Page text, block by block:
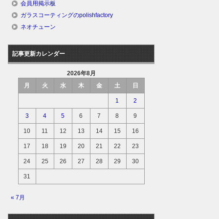
会員用掲示板
ガラスコーティングのpolishfactory
ネオチューン
記事更新カレンダー
2026年8月
月
火 水 木 金 土 日
1 2
3 4 5 6 7 8 9
10 11 12 13 14 15 16
17 18 19 20 21 22 23
24 25 26 27 28 29 30
31
« 7月